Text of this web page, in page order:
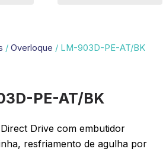
/ Overloque / LM-903D-PE-AT/BK
PE-AT/BK
Drive com embutidor
resfriamento de agulha por